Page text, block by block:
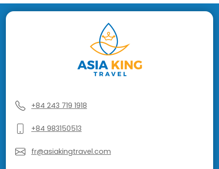
+84 243 719 1918
+84 983150513
fr@asiakingtravel.com